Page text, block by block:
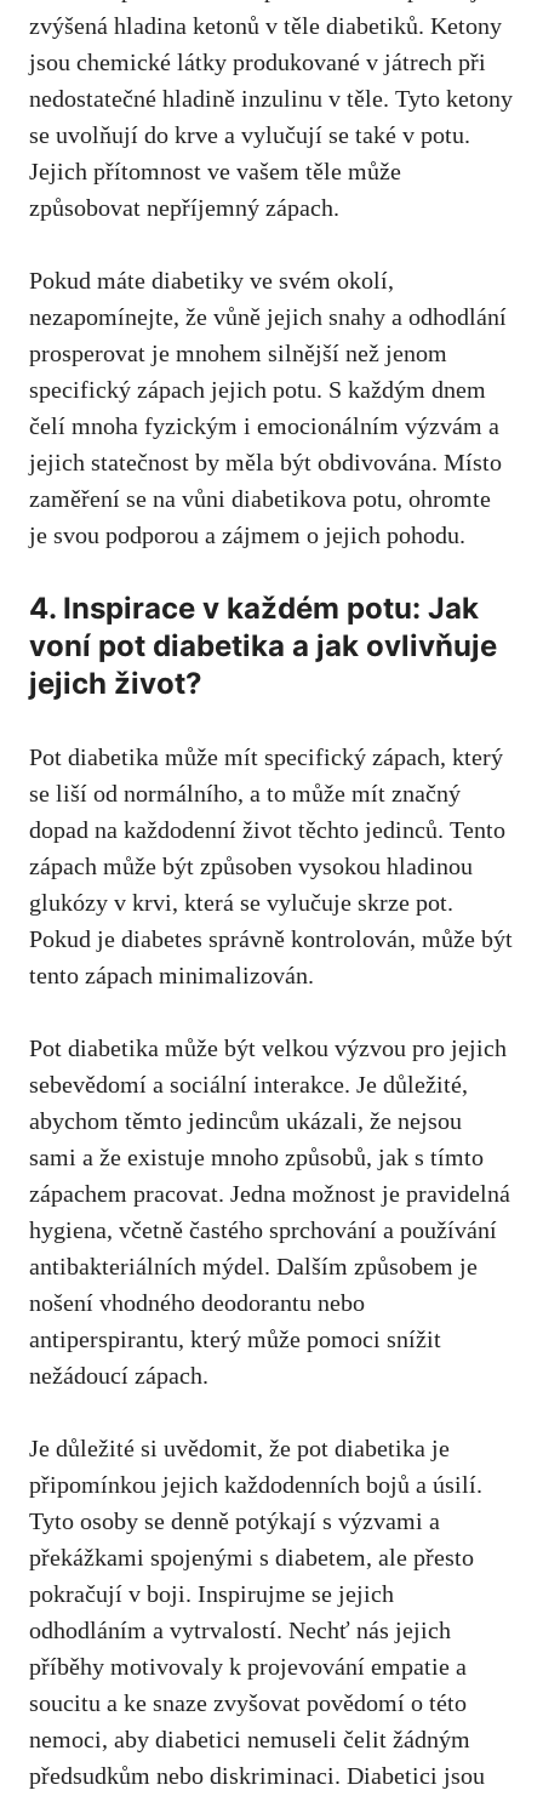
zvýšená⁢ hladina ketonů ​v těle diabetiků. ⁤Ketony
jsou chemické látky produkované v játrech⁢ při
nedostatečné​ hladině inzulinu v těle.⁤ Tyto ketony
se uvolňují do krve a vylučují se také v potu.
⁢Jejich přítomnost⁢ ve vašem​ těle⁣ může
způsobovat nepříjemný zápach.
Pokud máte‌ diabetiky ve svém okolí,
nezapomínejte, že vůně jejich snahy a odhodlání
prosperovat je mnohem silnější‌ než⁢ jenom
specifický zápach‌ jejich potu. S každým dnem
čelí mnoha​ fyzickým i⁢ emocionálním výzvám a​
jejich statečnost by‍ měla ⁣být obdivována. Místo‍
zaměření​ se na vůni⁣ diabetikova potu, ohromte
je svou podporou a zájmem o‍ jejich pohodu.
4. Inspirace v každém potu: Jak
voní pot‍ diabetika a⁤ jak ⁢ovlivňuje
jejich život?
Pot‍ diabetika může mít specifický​ zápach, který
‌se ​liší od normálního, a⁤ to může mít značný
dopad na⁣ každodenní život těchto jedinců. Tento
zápach může⁢ být způsoben vysokou hladinou
glukózy v krvi, která ⁢se vylučuje skrze pot.
Pokud je‌ diabetes správně kontrolován, může být
tento zápach minimalizován.
Pot diabetika‌ může být velkou ‌výzvou pro jejich
sebevědomí a sociální interakce. Je⁤ důležité, ​
abychom těmto ‌jedincům ukázali,‍ že⁣ nejsou
sami a ‍že‍ existuje mnoho způsobů, jak s tímto
zápachem pracovat. Jedna možnost je‍ pravidelná
hygiena,‌ včetně ‌častého sprchování a používání
antibakteriálních mýdel. Dalším způsobem je
nošení vhodného deodorantu nebo
antiperspirantu,‌ který může pomoci⁣ snížit
nežádoucí zápach.
Je důležité si uvědomit, že pot‍ diabetika je
připomínkou jejich každodenních bojů‌ a ⁣úsilí.
Tyto⁤ osoby se denně potýkají s výzvami a
překážkami⁤ spojenými s diabetem, ale přesto
pokračují v boji. Inspirujme se jejich
odhodláním a vytrvalostí. Nechť nás ⁤jejich
příběhy motivovaly k ‍projevování empatie a
soucitu a‌ ke snaze​ zvyšovat povědomí‍ o této
nemoci, aby diabetici nemuseli⁤ čelit žádným
předsudkům⁤ nebo diskriminaci. Diabetici jsou